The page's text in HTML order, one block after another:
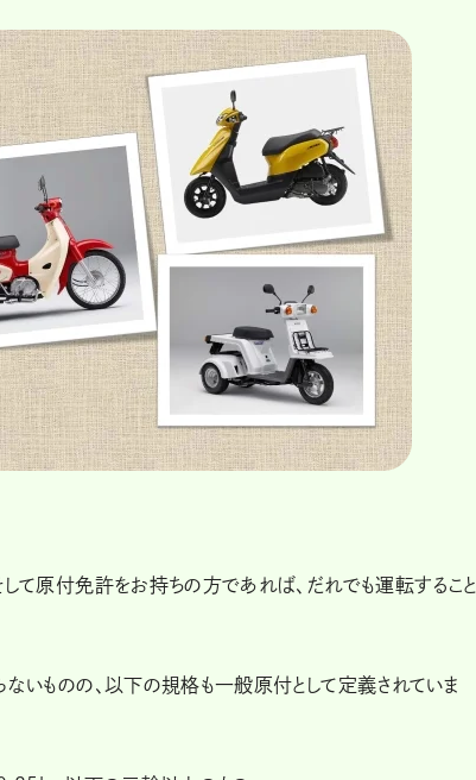
て原付免許をお持ちの方であれば、だれでも運転すること
いものの、以下の規格も一般原付として定義されていま